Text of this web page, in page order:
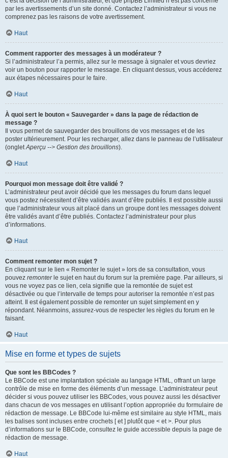
par les avertissements d’un site donné. Contactez l’administrateur si vous ne
comprenez pas les raisons de votre avertissement.
Haut
Comment rapporter des messages à un modérateur ?
Si l’administrateur l’a permis, allez sur le message à signaler et vous devriez
voir un bouton pour rapporter le message. En cliquant dessus, vous accéderez
aux étapes nécessaires pour le faire.
Haut
À quoi sert le bouton « Sauvegarder » dans la page de rédaction de
message ?
Il vous permet de sauvegarder des brouillons de vos messages et de les
poster ultérieurement. Pour les recharger, allez dans le panneau de l’utilisateur
(ongletAperçu --> Gestion des brouillons).
Haut
Pourquoi mon message doit être validé ?
L’administrateur peut avoir décidé que les messages du forum dans lequel
vous postez nécessitent d’être validés avant d’être publiés. Il est possible aussi
que l’administrateur vous ait placé dans un groupe dont les messages doivent
être validés avant d’être publiés. Contactez l’administrateur pour plus
d’informations.
Haut
Comment remonter mon sujet ?
En cliquant sur le lien « Remonter le sujet » lors de sa consultation, vous
pouvez remonterle sujet en haut du forum sur la première page. Par ailleurs, si
vous ne voyez pas ce lien, cela signifie que la remontée de sujet est
désactivée ou que l’intervalle de temps pour autoriser la remontée n’est pas
atteint. Il est également possible de remonter un sujet simplement en y
répondant. Néanmoins, assurez-vous de respecter les règles du forum en le
faisant.
Haut
Mise en forme et types de sujets
Que sont les BBCodes ?
Le BBCode est une implantation spéciale au langage HTML, offrant un large
contrôle de mise en forme des éléments d’un message. L’administrateur peut
décider si vous pouvez utiliser les BBCodes, vous pouvez aussi les désactiver
dans chacun de vos messages en utilisant l’option appropriée du formulaire de
rédaction de message. Le BBCode lui-même est similaire au style HTML, mais
les balises sont incluses entre crochets [ et ] plutôt que < et >. Pour plus
d’informations sur le BBCode, consultez le guide accessible depuis la page de
rédaction de message.
Haut